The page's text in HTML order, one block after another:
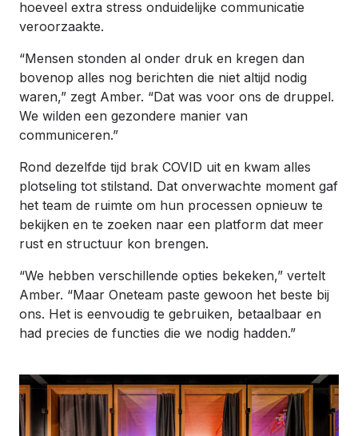
hoeveel extra stress onduidelijke communicatie
veroorzaakte.
“Mensen stonden al onder druk en kregen dan
bovenop alles nog berichten die niet altijd nodig
waren,” zegt Amber. “Dat was voor ons de druppel.
We wilden een gezondere manier van
communiceren.”
Rond dezelfde tijd brak COVID uit en kwam alles
plotseling tot stilstand. Dat onverwachte moment gaf
het team de ruimte om hun processen opnieuw te
bekijken en te zoeken naar een platform dat meer
rust en structuur kon brengen.
“We hebben verschillende opties bekeken,” vertelt
Amber. “Maar Oneteam paste gewoon het beste bij
ons. Het is eenvoudig te gebruiken, betaalbaar en
had precies de functies die we nodig hadden.”